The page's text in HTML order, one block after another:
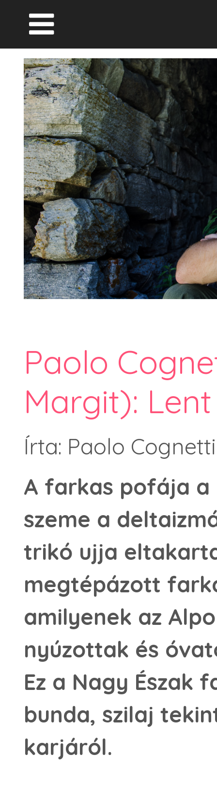
Paolo
Margit):
Írta: Paolo Cognetti
A farkas pofája a
szeme a
trikó ujja
megtépázott
amilyenek az
nyúzottak és
Ez a Nagy Észak
bunda, szilaj
karjáról.